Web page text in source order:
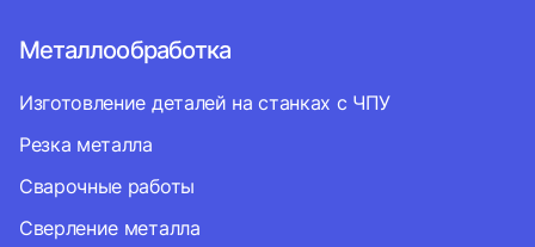
Металлообработка
Изготовление деталей на станках с ЧПУ
Резка металла
Сварочные работы
Сверление металла